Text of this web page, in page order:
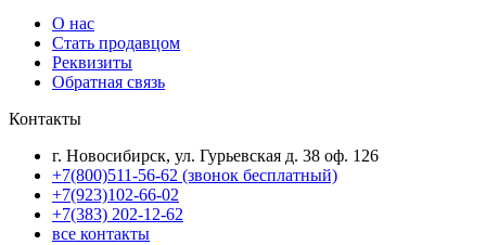
О нас
Стать продавцом
Реквизиты
Обратная связь
Контакты
г. Новосибирск, ул. Гурьевская д. 38 оф. 126
+7(800)511-56-62 (звонок бесплатный)
+7(923)102-66-02
+7(383) 202-12-62
все контакты